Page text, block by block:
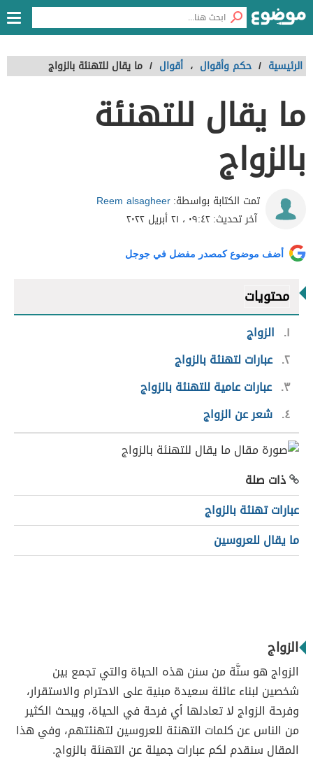
الرئيسية / حكم وأقوال ، أقوال / ما يقال للتهنئة بالزواج
ما يقال للتهنئة
بالزواج
تمت الكتابة بواسطة:Reem alsagheer
آخر تحديث:٠٩:٤٢ ، ٢١ أبريل ٢٠٢٢
أضف موضوع كمصدر مفضل في جوجل
محتويات
١
الزواج
٢ عبارات لتهنئة بالزواج
٣ عبارات عامية للتهنئة بالزواج
٤ شعر عن الزواج
ذات صلة
عبارات تهنئة بالزواج
ما يقال للعروسين
الزواج
الزواج هو سنَّة من سنن هذه الحياة والتي تجمع بين
شخصين لبناء عائلة سعيدة مبنية على الاحترام والاستقرار،
وفرحة الزواج لا تعادلها أي فرحة في الحياة، ويبحث الكثير
من الناس عن كلمات التهنئة للعروسين لتهنئتهم، وفي هذا
المقال سنقدم لكم عبارات جميلة عن التهنئة بالزواج.